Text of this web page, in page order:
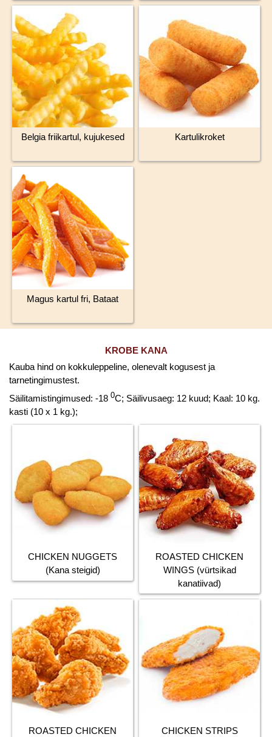
Belgia friikartul, kujukesed Kartulikroket
Magus kartul fri, Bataat
KROBE KANA
Kauba hind on kokkuleppeline, olenevalt kogusest ja
tarnetingimustest.
Säilitamistingimused: -18 0C; Säilivusaeg: 12 kuud; Kaal: 10 kg.
kasti (10 x 1 kg.);
CHICKEN NUGGETS
(Kana steigid)
ROASTED CHICKEN
WINGS (vürtsikad
kanatiivad)
ROASTED CHICKEN CHICKEN STRIPS